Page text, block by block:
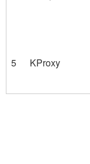
5 KProxy